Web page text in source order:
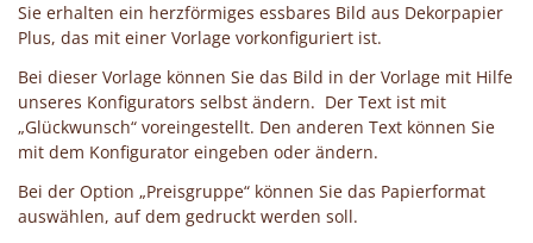
Sie erhalten ein herzförmiges essbares Bild aus Dekorpapier
Plus, das mit einer Vorlage vorkonfiguriert ist.
Bei dieser Vorlage können Sie das Bild in der Vorlage mit Hilfe
unseres Konfigurators selbst ändern. Der Text ist mit
„Glückwunsch“ voreingestellt. Den anderen Text können Sie
mit dem Konfigurator eingeben oder ändern.
Bei der Option „Preisgruppe“ können Sie das Papierformat
auswählen, auf dem gedruckt werden soll.